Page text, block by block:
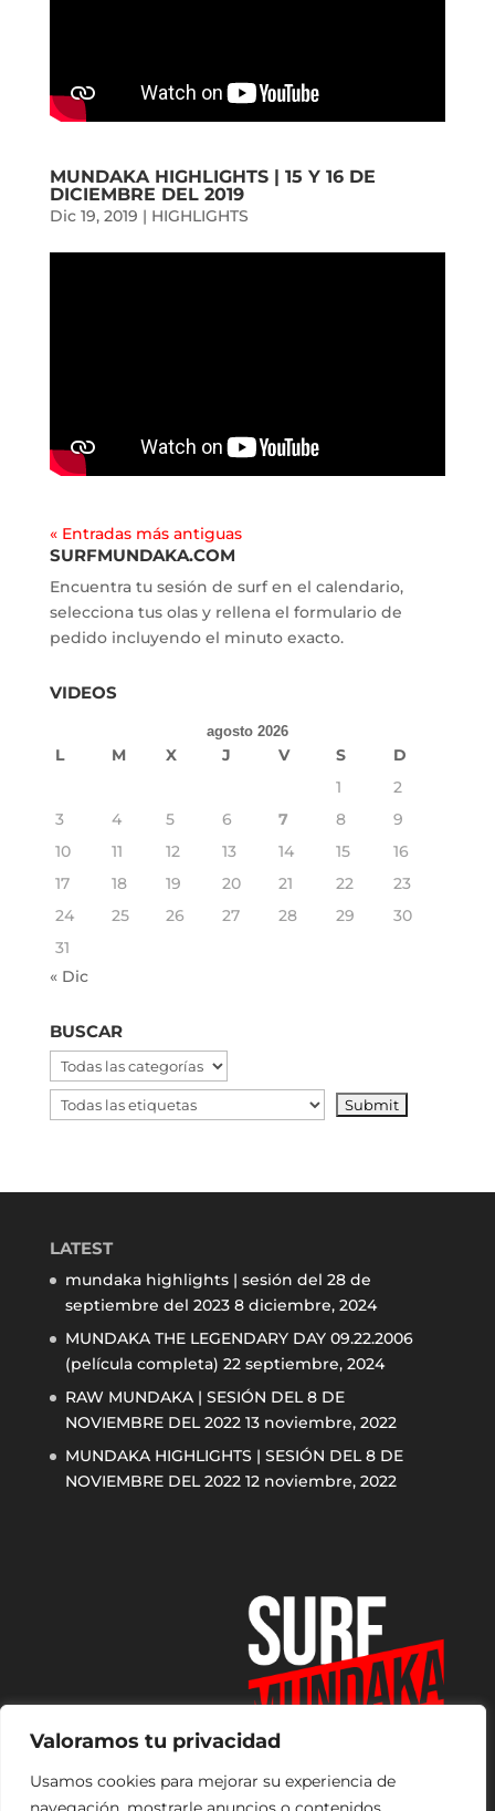
Valoramos tu privacidad
Usamos cookies para mejorar su experiencia de
MUNDAKA HIGHLIGHTS | 15 Y 16 DE
DICIEMBRE DEL 2019
Dic 19, 2019 | HIGHLIGHTS
« Entradas más antiguas
SURFMUNDAKA.COM
Encuentra tu sesión de surf en el calendario,
selecciona tus olas y rellena el formulario de
pedido incluyendo el minuto exacto.
VIDEOS
agosto 2026
L M X J V S
D
1
2
3
4 5 6 7 8
9
10
11 12 13 14 15
16
17
18 19 20 21 22
23
24
25 26 27 28 29
30
31
« Dic
BUSCAR
LATEST
mundaka highlights | sesión del 28 de
septiembre del 2023 8 diciembre, 2024
MUNDAKA THE LEGENDARY DAY 09.22.2006
(película completa) 22 septiembre, 2024
RAW MUNDAKA | SESIÓN DEL 8 DE
NOVIEMBRE DEL 2022 13 noviembre, 2022
MUNDAKA HIGHLIGHTS | SESIÓN DEL 8 DE
NOVIEMBRE DEL 2022 12 noviembre, 2022